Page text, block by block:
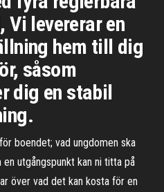
Vi levererar en
hem till dig
såsom
dig en stabil
boendet; vad ungdomen ska
utgångspunkt kan ni titta på
över vad det kan kosta för en